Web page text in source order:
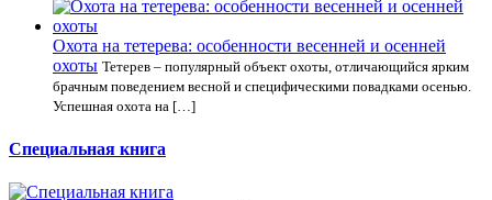
Охота на тетерева: особенности весенней и осенней
охоты Тетерев – популярный объект охоты, отличающийся ярким
брачным поведением весной и специфическими повадками осенью.
Успешная охота на […]
Специальная книга